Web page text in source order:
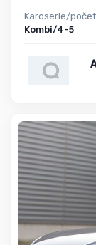
Karoserie/
Kombi/4-5